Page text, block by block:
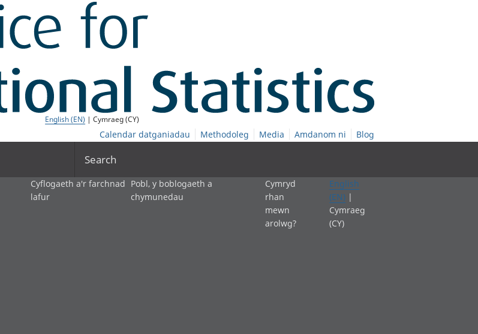
English (EN) | Cymraeg (CY)
Calendar datganiadau Methodoleg Media Amdanom ni Blog
Search
Cyflogaeth a'r farchnad
lafur
Pobl, y boblogaeth a
chymunedau
Cymryd
rhan
mewn
arolwg?
English
(EN) |
Cymraeg
(CY)